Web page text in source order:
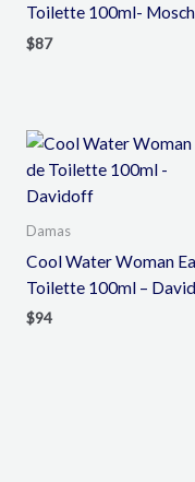
Toilette 100ml-
$87
Damas
Cool Water Woman
Toilette 100ml –
$94